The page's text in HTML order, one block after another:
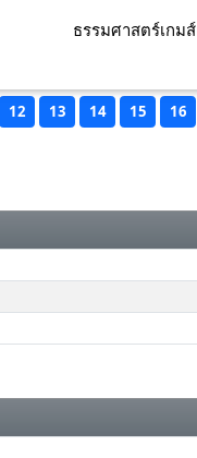
ธรรมศาสตร์เกมส์
12 13 14 15 16